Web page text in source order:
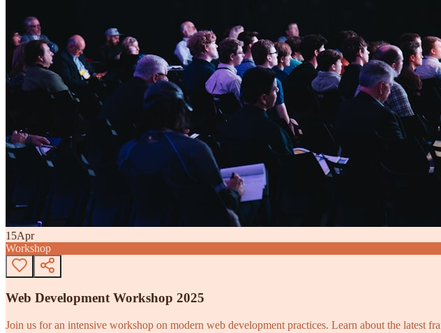
15Apr
Workshop
Web Development Workshop 2025
Join us for an intensive workshop on modern web development practices. Learn about the latest